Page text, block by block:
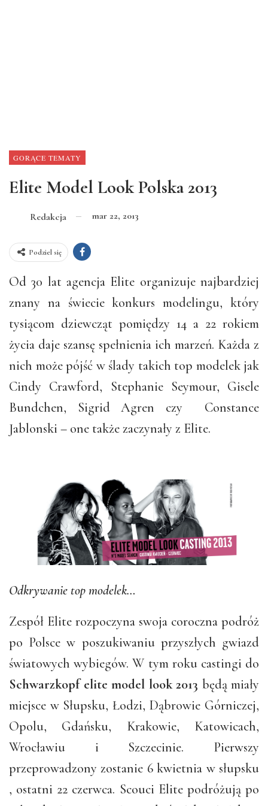
GORĄCE TEMATY
Elite Model Look Polska 2013
Redakcja mar 22, 2013
Podziel się
Od 30 lat agencja Elite organizuje najbardziej
znany na świecie konkurs modelingu, który
tysiącom dziewcząt pomiędzy 14 a 22 rokiem
życia daje szansę spełnienia ich marzeń. Każda z
nich może pójść w ślady takich top modelek jak
Cindy Crawford, Stephanie Seymour, Gisele
Bundchen, Sigrid Agren czy Constance
Jablonski – one także zaczynały z Elite.
Odkrywanie top modelek…
Zespół Elite rozpoczyna swoja coroczna podróż
po Polsce w poszukiwaniu przyszłych gwiazd
światowych wybiegów. W tym roku castingi do
Schwarzkopf elite model look 2013 będą miały
miejsce w Słupsku, Łodzi, Dąbrowie Górniczej,
Opolu, Gdańsku, Krakowie, Katowicach,
Wrocławiu i Szczecinie. Pierwszy
przeprowadzony zostanie 6 kwietnia w słupsku
, ostatni 22 czerwca. Scouci Elite podróżują po